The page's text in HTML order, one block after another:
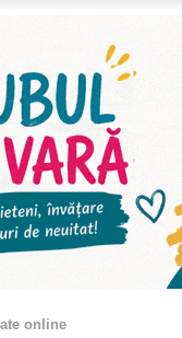
online